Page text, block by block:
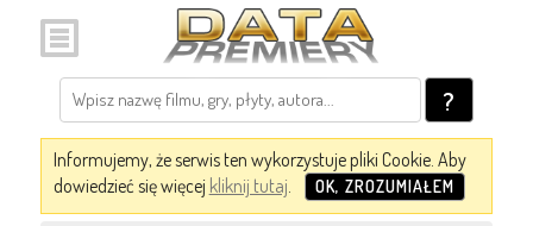
?
Informujemy, że serwis ten wykorzystuje pliki Cookie. Aby
dowiedzieć się więcej kliknij tutaj. OK, ZROZUMIAŁEM